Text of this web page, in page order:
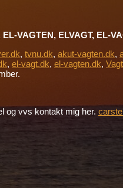
VAGTEN, ELVAGT, EL-
, tvnu.dk, akut-vagten.dk,
, el-vagt.dk, el-vagten.dk,
og vvs kontakt mig her.